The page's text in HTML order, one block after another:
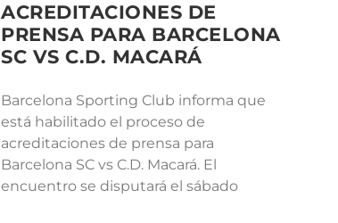
ACREDITACIONES DE
PRENSA PARA BARCELONA
SC VS C.D. MACARÁ
Barcelona Sporting Club informa que
está habilitado el proceso de
acreditaciones de prensa para
Barcelona SC vs C.D. Macará. El
encuentro se disputará el sábado